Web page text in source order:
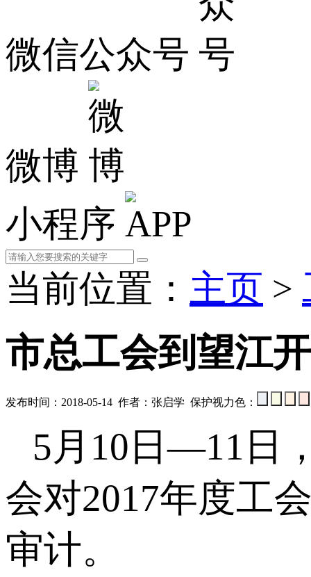
微信公众号
微博
小程序
当前位置： 主页 >
市总工会到望江
发布时间：2018-05-14 作者：张启学 保护视力色：
5月 10 日—11 日
会对2017年度工
审计。